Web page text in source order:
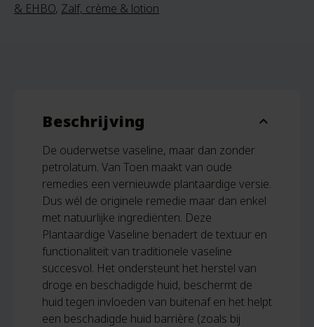
& EHBO, Zalf, crème & lotion
Beschrijving expand_more
De ouderwetse vaseline, maar dan zonder
petrolatum. Van Toen maakt van oude
remedies een vernieuwde plantaardige versie.
Dus wél de originele remedie maar dan enkel
met natuurlijke ingrediënten. Deze
Plantaardige Vaseline benadert de textuur en
functionaliteit van traditionele vaseline
succesvol. Het ondersteunt het herstel van
droge en beschadigde huid, beschermt de
huid tegen invloeden van buitenaf en het helpt
een beschadigde huid barrière (zoals bij